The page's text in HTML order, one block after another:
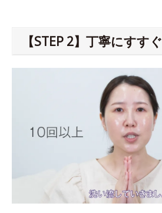
【STEP 2】丁寧にすすぐ